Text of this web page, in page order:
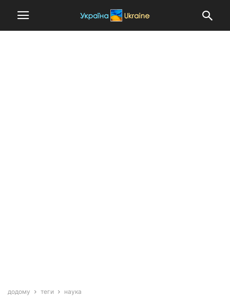
додому теги наука